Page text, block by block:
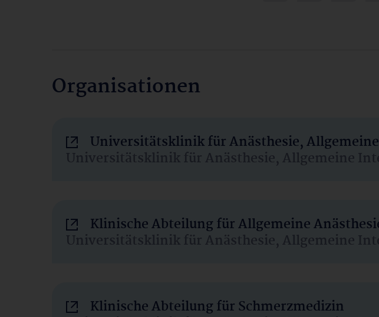
Organisationen
Universitätsklinik für Anästhesie,
Universitätsklinik für Anästhesie, Allgemeine
Klinische Abteilung für Allgemeine
Universitätsklinik für Anästhesie, Allgemeine
Klinische Abteilung für Schmerzmedizin